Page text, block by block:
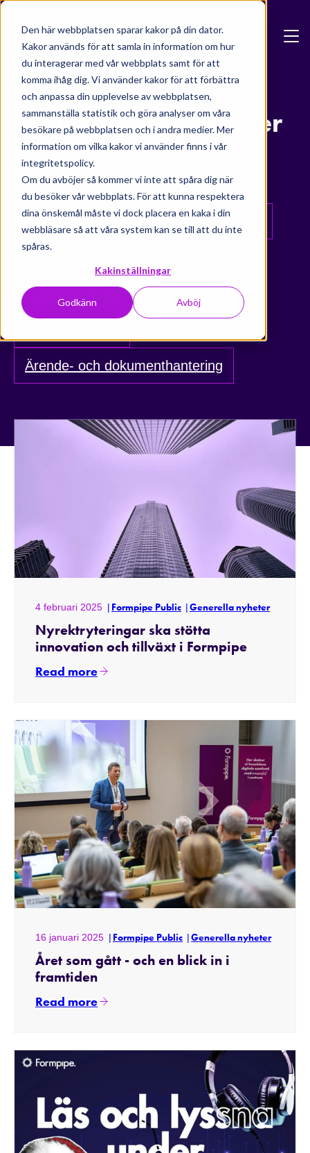
Den här webbplatsen sparar kakor på din dator.
Kakor används för att samla in information om hur
du interagerar med vår webbplats samt för att
komma ihåg dig. Vi använder kakor för att förbättra
och anpassa din upplevelse av webbplatsen,
sammanställa statistik och göra analyser om våra
besökare på webbplatsen och i andra medier. Mer
information om vilka kakor vi använder finns i vår
integritetspolicy.
Om du avböjer så kommer vi inte att spåra dig när
du besöker vår webbplats. För att kunna respektera
dina önskemål måste vi dock placera en kaka i din
webbläsare så att våra system kan se till att du inte
spåras.
Kakinställningar
Godkänn Avböj
Skip to main content
Blogg
Ta del av våra nyheter
och insikter
Alla AI och datakvalité Arkivering
Formpipe Public Generella nyheter
Ärende- och dokumenthantering
4 februari 2025 Formpipe Public Generella nyheter
Nyrektryteringar ska stötta
innovation och tillväxt i Formpipe
Read more
16 januari 2025 Formpipe Public Generella nyheter
Året som gått - och en blick in i
framtiden
Read more